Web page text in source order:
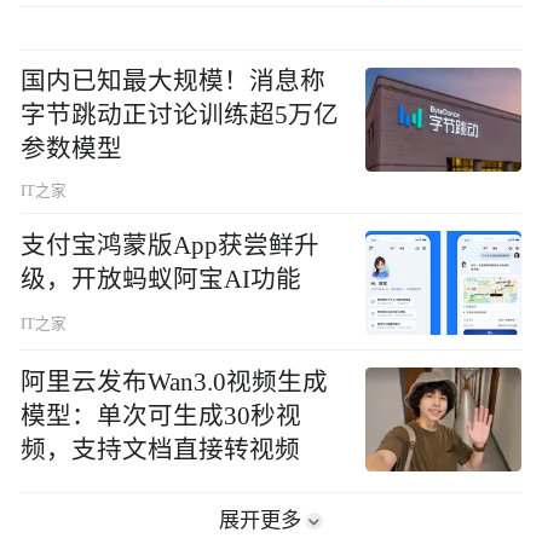
国内已知最大规模！消息称
字节跳动正讨论训练超5万亿
参数模型
IT之家
支付宝鸿蒙版App获尝鲜升
级，开放蚂蚁阿宝AI功能
IT之家
阿里云发布Wan3.0视频生成
模型：单次可生成30秒视
频，支持文档直接转视频
展开更多